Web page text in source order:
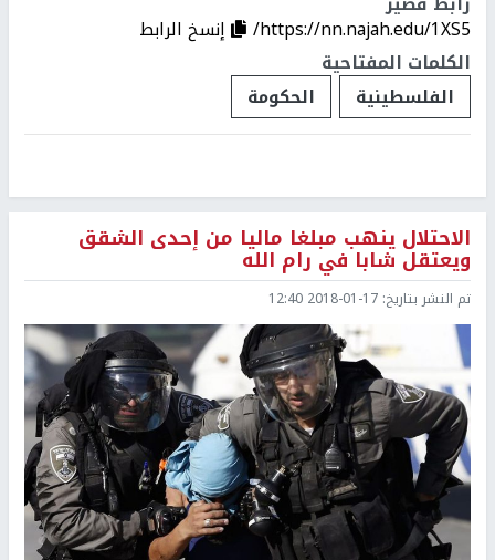
https://nn.najah.edu/1XS5/
إنسخ الرابط
الكلمات المفتاحية
الفلسطينية
الحكومة
الاحتلال ينهب مبلغا ماليا من إحدى الشقق
ويعتقل شابا في رام الله
تم النشر بتاريخ: 2018-01-17 12:40